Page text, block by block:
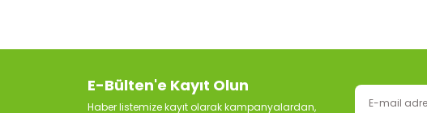
E-Bülten'e Kayıt Olun
Haber listemize kayıt olarak kampanyalardan,